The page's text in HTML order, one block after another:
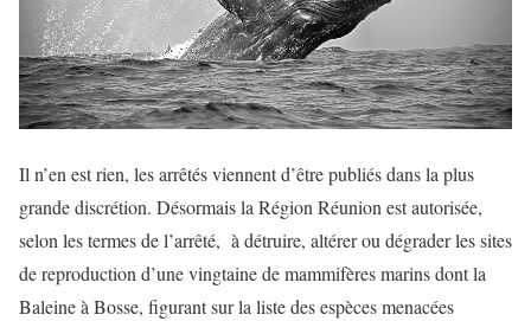
Il n’en est rien, les arrêtés viennent d’être publiés dans la plus
grande discrétion. Désormais la Région Réunion est autorisée,
selon les termes de l’arrêté, à détruire, altérer ou dégrader les sites
de reproduction d’une vingtaine de mammifères marins dont la
Baleine à Bosse, figurant sur la liste des espèces menacées